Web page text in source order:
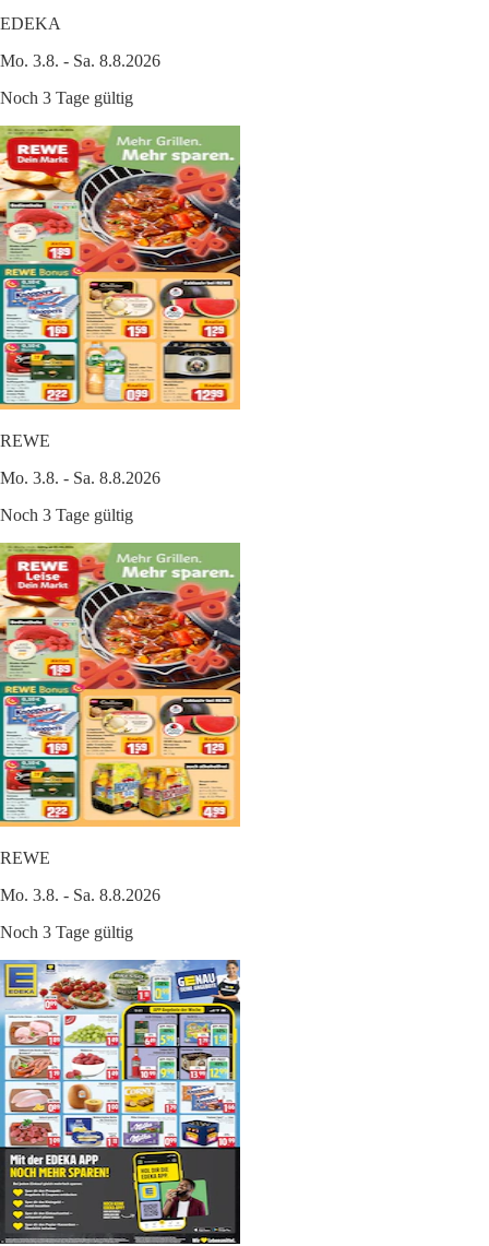
EDEKA
Mo. 3.8. - Sa. 8.8.2026
Noch 3 Tage gültig
REWE
Mo. 3.8. - Sa. 8.8.2026
Noch 3 Tage gültig
REWE
Mo. 3.8. - Sa. 8.8.2026
Noch 3 Tage gültig